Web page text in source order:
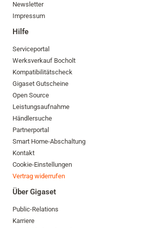
Newsletter
Impressum
Hilfe
Serviceportal
Werksverkauf Bocholt
Kompatibilitätscheck
Gigaset Gutscheine
Open Source
Leistungsaufnahme
Händlersuche
Partnerportal
Smart Home-Abschaltung
Kontakt
Cookie-Einstellungen
Vertrag widerrufen
Über Gigaset
Public-Relations
Karriere